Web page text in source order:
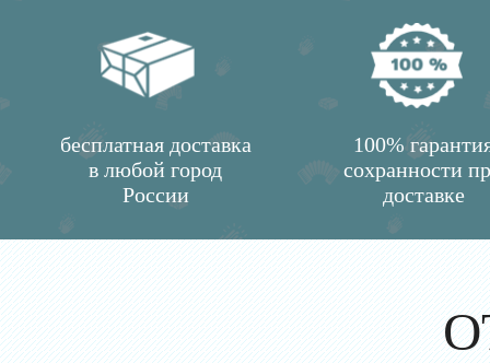
бесплатная доставка
в любой город
России
100%
сохранности
доставке